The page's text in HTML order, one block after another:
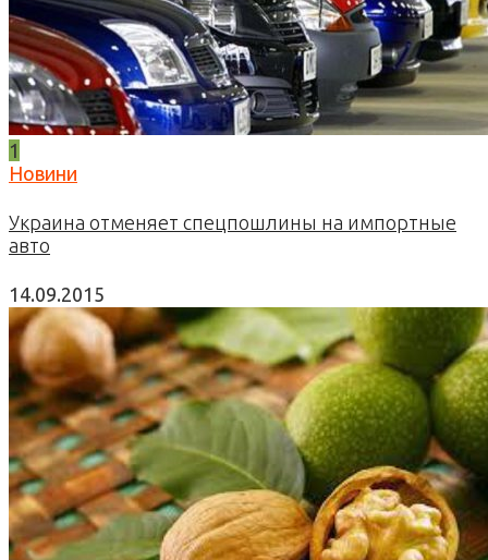
1
Новини
Украина отменяет спецпошлины на импортные
авто
14.09.2015